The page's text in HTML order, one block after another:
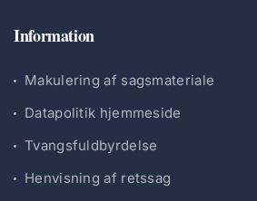
Information
Makulering af sagsmateriale
Datapolitik hjemmeside
Tvangsfuldbyrdelse
Henvisning af retssag